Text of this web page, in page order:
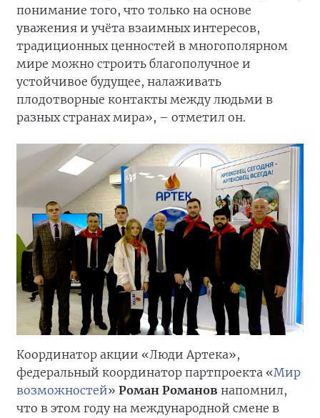
понимание того, что только на основе
уважения и учёта взаимных интересов,
традиционных ценностей в многополярном
мире можно строить благополучное и
устойчивое будущее, налаживать
плодотворные контакты между людьми в
разных странах мира», – отметил он.
Координатор акции «Люди Артека»,
федеральный координатор партпроекта «Мир
возможностей» Роман Романов напомнил,
что в этом году на международной смене в